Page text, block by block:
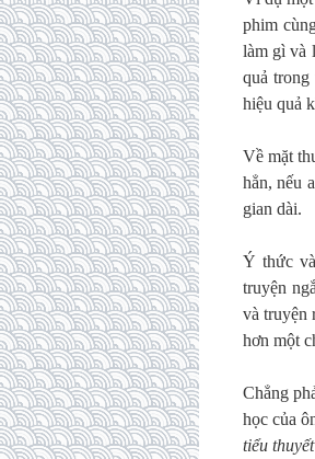
phim
làm gì và
quả
hiệu quả
Về mặt
hẳn, nếu
gian dài.
Ý thức
truyện
và truyện
hơn một
Chẳng
học của
tiểu